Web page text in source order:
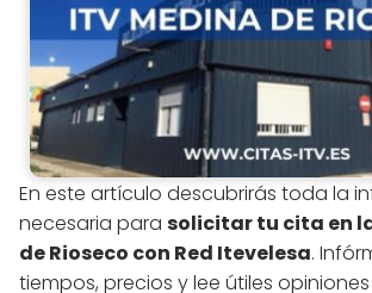
En este artículo descubrirás toda la
necesaria para solicitar tu cita en
de Rioseco con Red Itevelesa.
tiempos, precios y lee útiles